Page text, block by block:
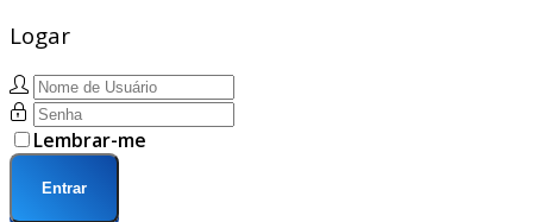
Logar
Lembrar-me
Entrar